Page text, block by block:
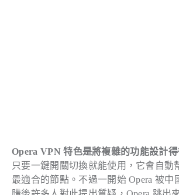
Opera VPN 特色是將複雜的功能設計
只要一鍵開關切換就能使用，它會自動
最適合的節點。不過一開始 Opera 被中